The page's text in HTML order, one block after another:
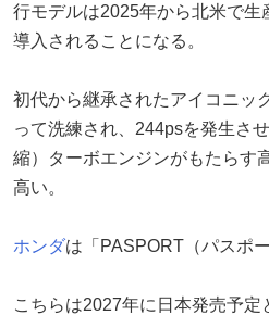
行モデルは2025年から北米で
導入されることになる。
初代から継承されたアイコニッ
って洗練され、244psを発生さ
縮）ターボエンジンがもたらす
高い。
ホンダは「PASPORT（パスポ
こちらは2027年に日本発売予定